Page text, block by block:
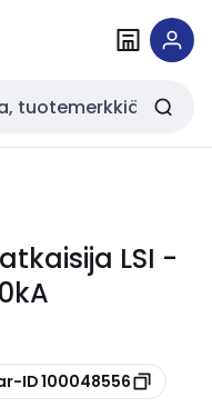
LSI -
ID 100048556